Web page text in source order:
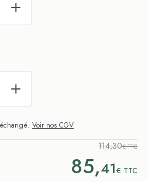
Voir nos CGV
114,30€ TTC
85,41€ TTC